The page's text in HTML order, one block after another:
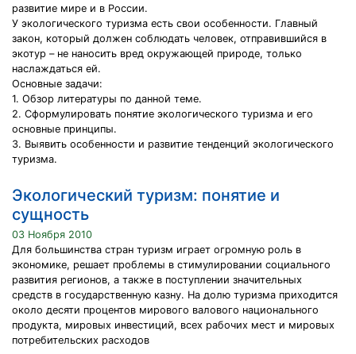
развитие мире и в России.
У экологического туризма есть свои особенности. Главный
закон, который должен соблюдать человек, отправившийся в
экотур – не наносить вред окружающей природе, только
наслаждаться ей.
Основные задачи:
1. Обзор литературы по данной теме.
2. Сформулировать понятие экологического туризма и его
основные принципы.
3. Выявить особенности и развитие тенденций экологического
туризма.
Экологический туризм: понятие и
сущность
03 Ноября 2010
Для большинства стран туризм играет огромную роль в
экономике, решает проблемы в стимулировании социального
развития регионов, а также в поступлении значительных
средств в государственную казну. На долю туризма приходится
около десяти процентов мирового валового национального
продукта, мировых инвестиций, всех рабочих мест и мировых
потребительских расходов